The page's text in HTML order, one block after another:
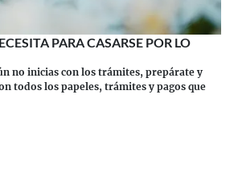
PARA CASARSE POR LO
no inicias con los trámites, prepárate y
todos los papeles, trámites y pagos que